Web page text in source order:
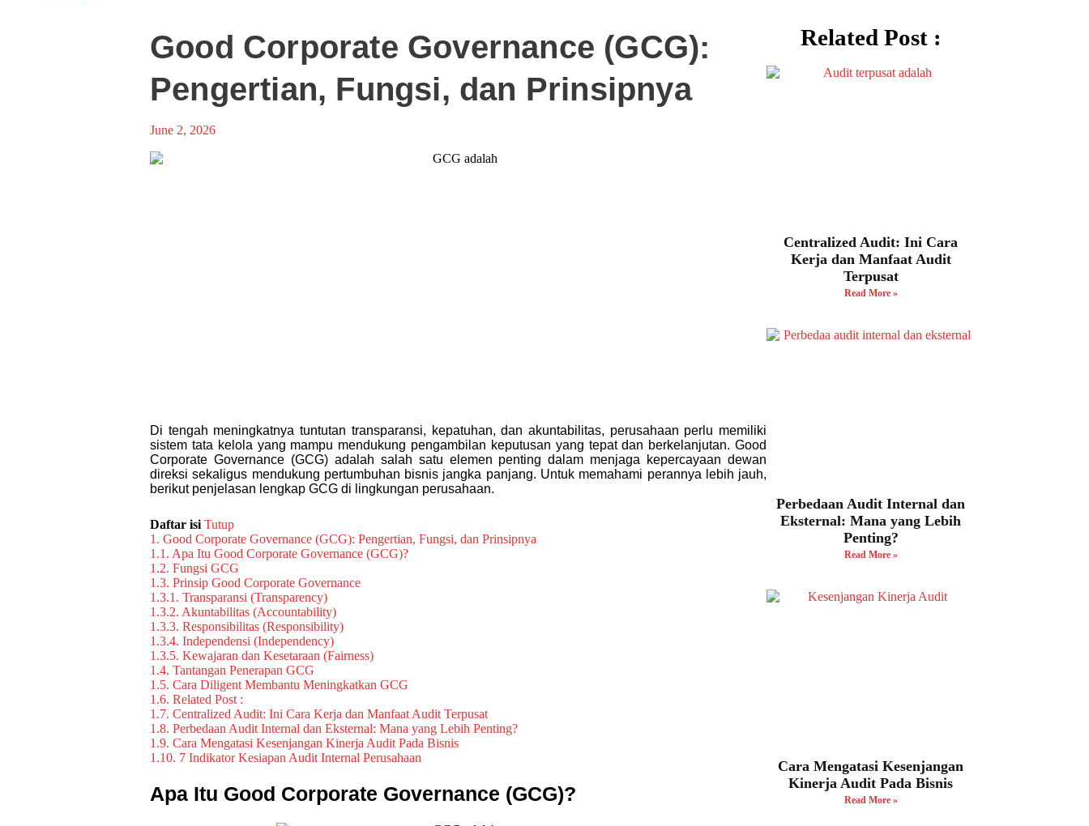
Good Corporate Governance (GCG):
Pengertian, Fungsi, dan Prinsipnya
June 2, 2026
Di tengah meningkatnya tuntutan transparansi, kepatuhan, dan akuntabilitas, perusahaan perlu memiliki
sistem tata kelola yang mampu mendukung pengambilan keputusan yang tepat dan berkelanjutan. Good
Corporate Governance (GCG) adalah salah satu elemen penting dalam menjaga kepercayaan dewan
direksi sekaligus mendukung pertumbuhan bisnis jangka panjang. Untuk memahami perannya lebih jauh,
berikut penjelasan lengkap GCG di lingkungan perusahaan.
Daftar isi Tutup
1. Good Corporate Governance (GCG): Pengertian, Fungsi, dan Prinsipnya
1.1. Apa Itu Good Corporate Governance (GCG)?
1.2. Fungsi GCG
1.3. Prinsip Good Corporate Governance
1.3.1. Transparansi (Transparency)
1.3.2. Akuntabilitas (Accountability)
1.3.3. Responsibilitas (Responsibility)
1.3.4. Independensi (Independency)
1.3.5. Kewajaran dan Kesetaraan (Fairness)
1.4. Tantangan Penerapan GCG
1.5. Cara Diligent Membantu Meningkatkan GCG
1.6. Related Post :
1.7. Centralized Audit: Ini Cara Kerja dan Manfaat Audit Terpusat
1.8. Perbedaan Audit Internal dan Eksternal: Mana yang Lebih Penting?
1.9. Cara Mengatasi Kesenjangan Kinerja Audit Pada Bisnis
1.10. 7 Indikator Kesiapan Audit Internal Perusahaan
Apa Itu Good Corporate Governance (GCG)?
Related Post :
Centralized Audit: Ini Cara
Kerja dan Manfaat Audit
Terpusat
Read More »
Perbedaan Audit Internal dan
Eksternal: Mana yang Lebih
Penting?
Read More »
Cara Mengatasi Kesenjangan
Kinerja Audit Pada Bisnis
Read More »